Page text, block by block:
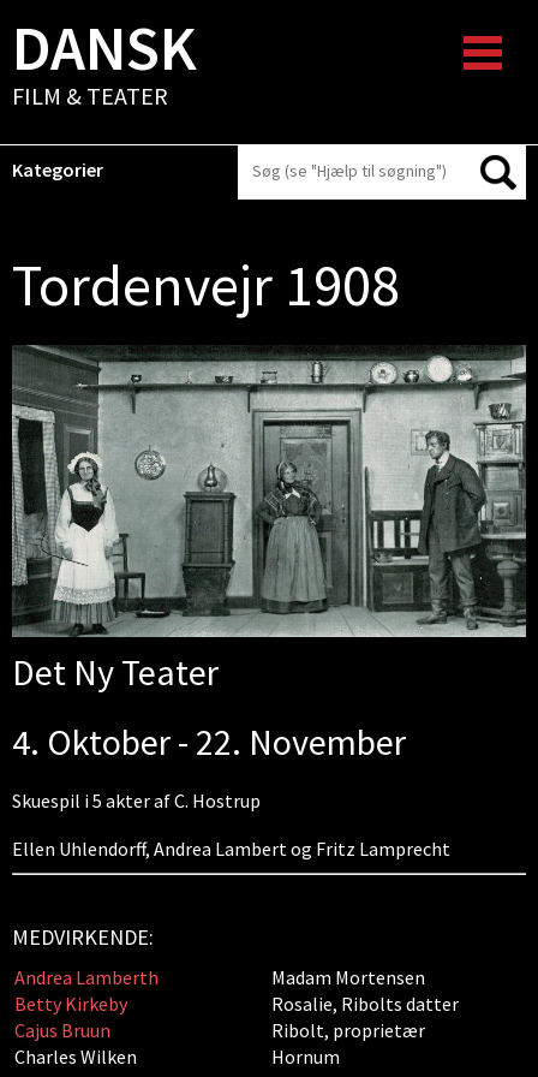
DANSK
FILM & TEATER
Kategorier
Tordenvejr 1908
Det Ny Teater
4. Oktober - 22. November
Skuespil i 5 akter af C. Hostrup
Ellen Uhlendorff, Andrea Lambert og Fritz Lamprecht
MEDVIRKENDE:
Andrea Lamberth
Madam Mortensen
Betty Kirkeby
Rosalie, Ribolts datter
Cajus Bruun
Ribolt, proprietær
Charles Wilken
Hornum